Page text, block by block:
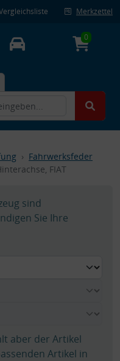
Merkzettel
0
Fahrwerksfeder
FIAT
sind
Sie Ihre
aber der Artikel
Artikel in